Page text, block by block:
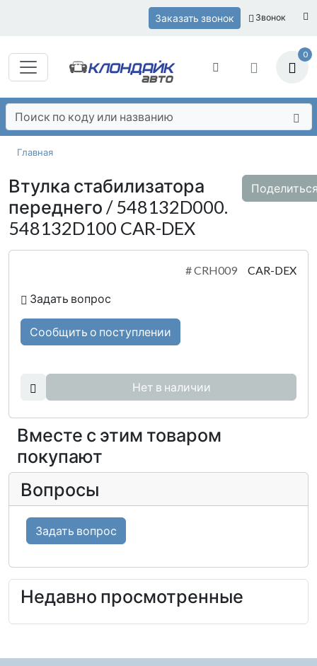
Заказать звонок Звонок
0
Главная
Втулка стабилизатора
переднего / 548132D000.
548132D100 CAR-DEX
#CRH009 CAR-DEX
Задать вопрос
Сообщить о поступлении
Нет в наличии
Вместе с этим товаром
покупают
Вопросы
Задать вопрос
Недавно просмотренные